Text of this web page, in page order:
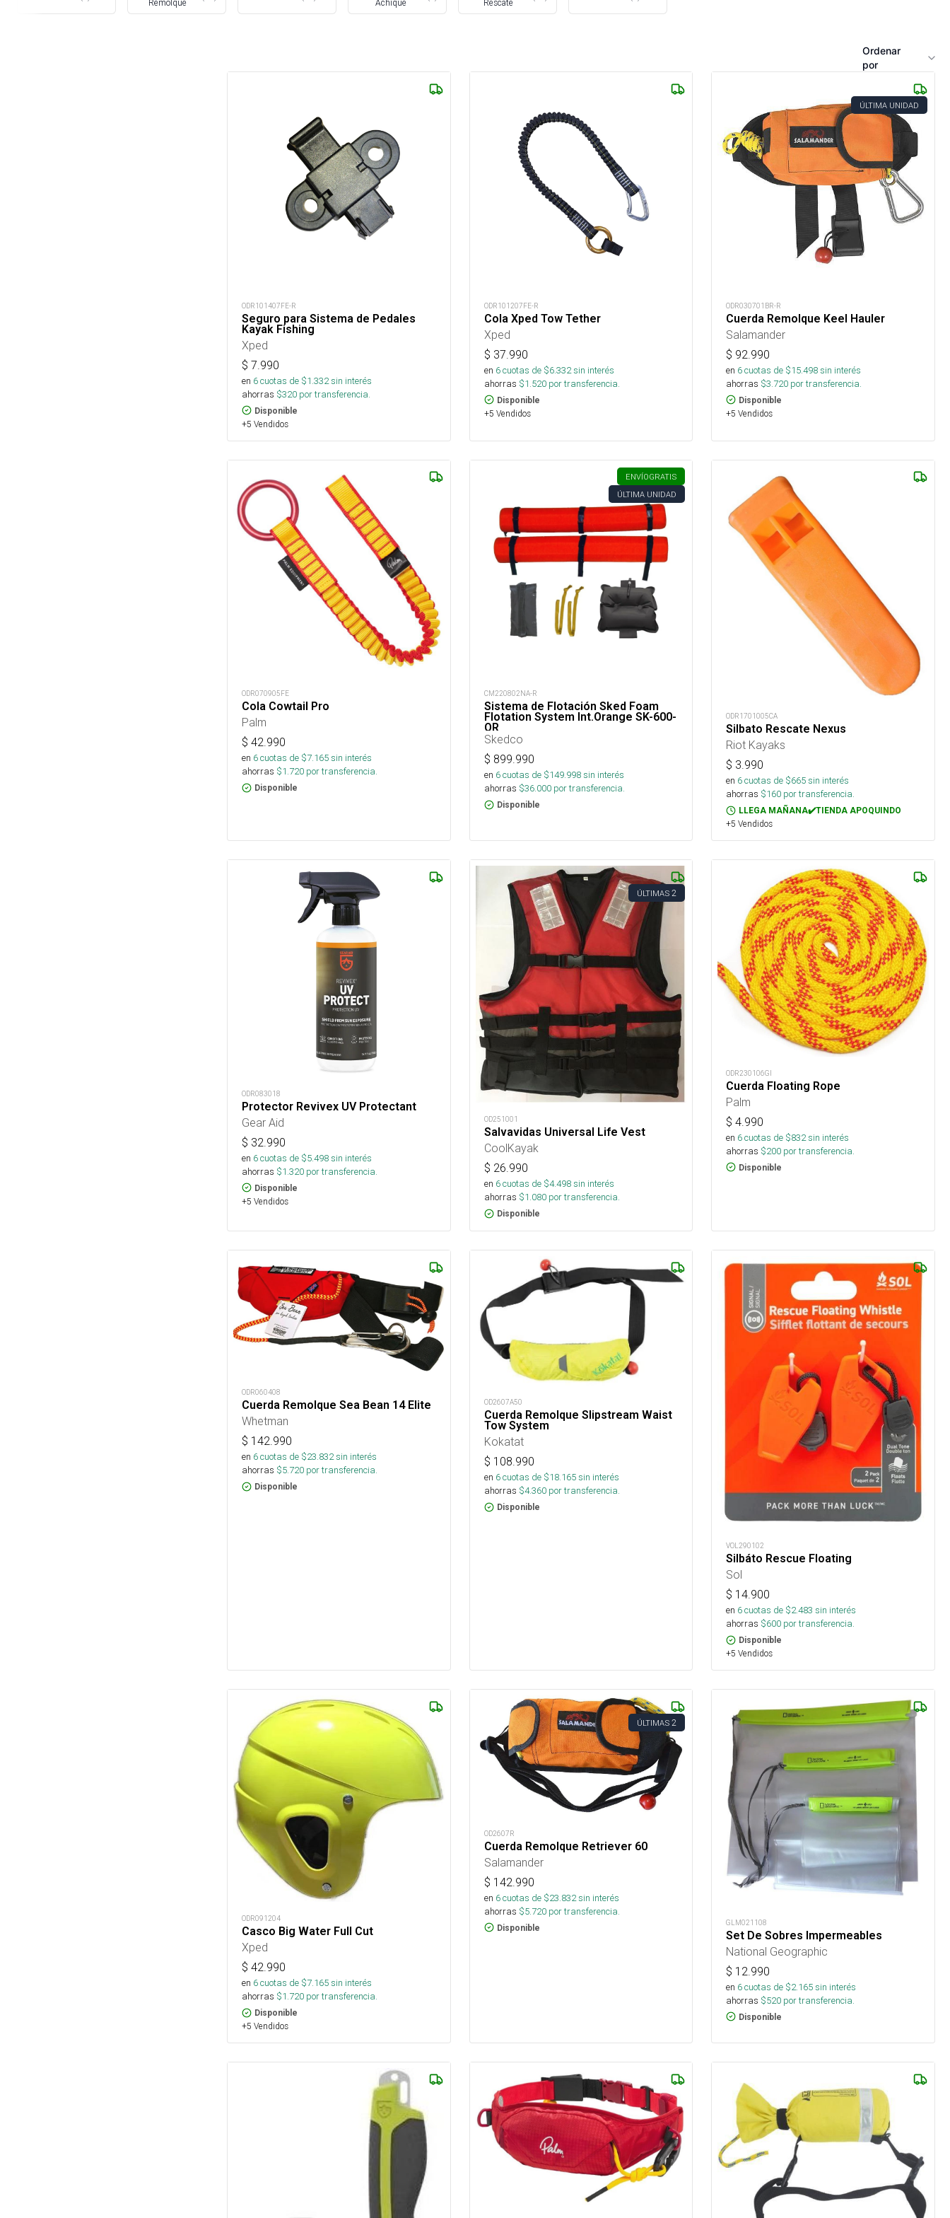
Remolque
Achique
Rescate
Ordenar
por
ODR101407FE-R
Seguro para Sistema de Pedales
Kayak Fishing
Xped
$ 7.990
en 6cuotas de $1.332sin interés
ahorras $320 por transferencia.
Disponible
+5 Vendidos
ODR101207FE-R
Cola Xped Tow Tether
Xped
$ 37.990
en 6cuotas de $6.332sin interés
ahorras $1.520por transferencia.
Disponible
+5 Vendidos
ÚLTIMA UNIDAD
ODR030701BR-R
Cuerda Remolque Keel Hauler
Salamander
$ 92.990
en 6cuotas de $15.498sin interés
ahorras $3.720 por transferencia.
Disponible
+5 Vendidos
ODR070905FE
Cola Cowtail Pro
Palm
$ 42.990
en 6cuotas de $7.165sin interés
ahorras $1.720 por transferencia.
Disponible
ENVÍOGRATIS
ÚLTIMA UNIDAD
CM220802NA-R
Sistema de Flotación Sked Foam
Flotation System Int.Orange SK-600-
OR
Skedco
$ 899.990
en 6cuotas de $149.998sin interés
ahorras $36.000por transferencia.
Disponible
ODR1701005CA
Silbato Rescate Nexus
Riot Kayaks
$ 3.990
en 6cuotas de $665sin interés
ahorras $160 por transferencia.
LLEGA MAÑANA✔️TIENDA APOQUINDO
+5 Vendidos
ODR083018
Protector Revivex UV Protectant
Gear Aid
$ 32.990
en 6cuotas de $5.498sin interés
ahorras $1.320 por transferencia.
Disponible
+5 Vendidos
ÚLTIMAS 2
OD251001
Salvavidas Universal Life Vest
CoolKayak
$ 26.990
en 6cuotas de $4.498sin interés
ahorras $1.080por transferencia.
Disponible
ODR230106GI
Cuerda Floating Rope
Palm
$4.990
en 6cuotas de $832sin interés
ahorras $200 por transferencia.
Disponible
ODR060408
Cuerda Remolque Sea Bean 14 Elite
Whetman
$ 142.990
en 6cuotas de $23.832sin interés
ahorras $5.720 por transferencia.
Disponible
OD2607A50
Cuerda Remolque Slipstream Waist
Tow System
Kokatat
$ 108.990
en 6cuotas de $18.165sin interés
ahorras $4.360por transferencia.
Disponible
VOL290102
Silbáto Rescue Floating
Sol
$ 14.900
en 6cuotas de $2.483 sin interés
ahorras $600 por transferencia.
Disponible
+5 Vendidos
ODR091204
Casco Big Water Full Cut
Xped
$ 42.990
en 6cuotas de $7.165sin interés
ahorras $1.720 por transferencia.
Disponible
+5 Vendidos
ÚLTIMAS 2
OD2607R
Cuerda Remolque Retriever 60
Salamander
$ 142.990
en 6cuotas de $23.832sin interés
ahorras $5.720por transferencia.
Disponible
GLM021108
Set De Sobres Impermeables
National Geographic
$ 12.990
en 6cuotas de $2.165sin interés
ahorras $520 por transferencia.
Disponible